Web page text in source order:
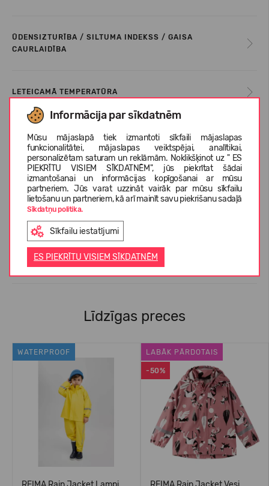
Informācija par sīkdatnēm
Mūsu mājaslapā tiek izmantoti sīkfaili mājaslapas
funkcionalitātei, mājaslapas veiktspējai, analītikai,
personalizētam saturam un reklāmām. Noklikšķinot uz " ES
PIEKRĪTU VISIEM SĪKDATNĒM", jūs piekrītat šādai
izmantošanai un informācijas kopīgošanai ar mūsu
partneriem. Jūs varat uzzināt vairāk par mūsu sīkfailu
lietošanu un partneriem, kā arī mainīt savu piekrišanu sadaļā
Sīkdatņu politika.
Sīkfailu iestatījumi
ES PIEKRĪTU VISIEM SĪKDATNĒM
ŪDENSIZTURĪBA / SILTUMA INDEKSS / GAISA
CAURLAIDĪBA
LETEICAMĀ TEMPERATŪRA
KOPŠANAS INSTRUKCIJA
IZMĒRU TABULA
PAR REIMA
KLIENTU ATSAUKSMES (0)
Līdzīgas preces
WATERPROOF
-50%
LABĀK PĀRDOTAIS